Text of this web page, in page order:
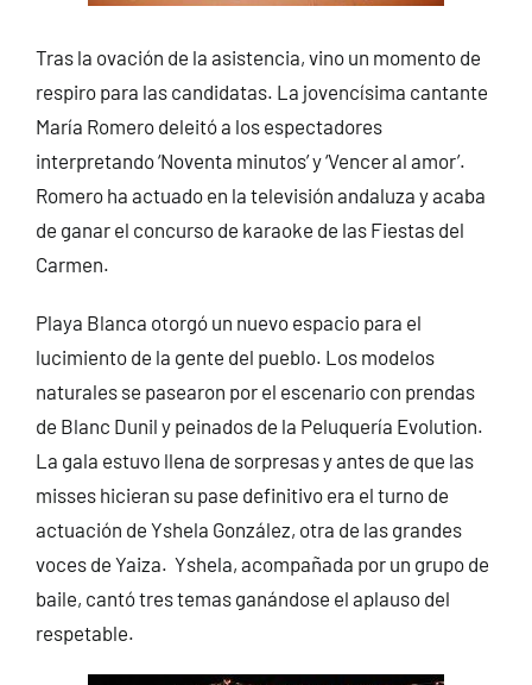
Tras la ovación de la asistencia, vino un momento de
respiro para las candidatas. La jovencísima cantante
María Romero deleitó a los espectadores
interpretando ‘Noventa minutos’ y ‘Vencer al amor’.
Romero ha actuado en la televisión andaluza y acaba
de ganar el concurso de karaoke de las Fiestas del
Carmen.
Playa Blanca otorgó un nuevo espacio para el
lucimiento de la gente del pueblo. Los modelos
naturales se pasearon por el escenario con prendas
de Blanc Dunil y peinados de la Peluquería Evolution.
La gala estuvo llena de sorpresas y antes de que las
misses hicieran su pase definitivo era el turno de
actuación de Yshela González, otra de las grandes
voces de Yaiza. Yshela, acompañada por un grupo de
baile, cantó tres temas ganándose el aplauso del
respetable.